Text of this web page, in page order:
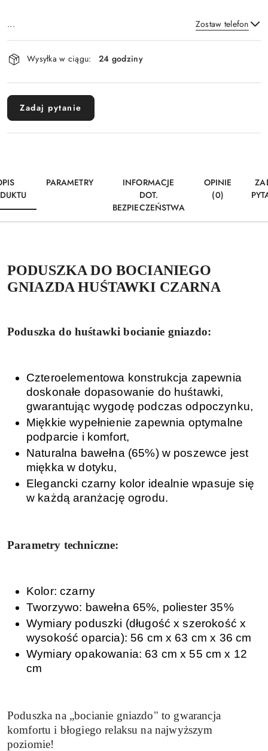
... Zostaw telefon
Dostępność
i
dostawa
Wysyłka w ciągu: 24 godziny
Zadaj pytanie
PARAMETRY
INFORMACJE
DOT.
BEZPIECZEŃSTWA
OPINIE
(0)
PODUSZKA DO BOCIANIEGO
GNIAZDA HUŚTAWKI CZARNA
Poduszka do huśtawki bocianie gniazdo:
Czteroelementowa konstrukcja zapewnia
doskonałe dopasowanie do huśtawki,
gwarantując wygodę podczas odpoczynku,
Miękkie wypełnienie zapewnia optymalne
podparcie i komfort,
Naturalna bawełna (65%) w poszewce jest
miękka w dotyku,
Elegancki czarny kolor idealnie wpasuje się
w każdą aranżację ogrodu.
Parametry techniczne:
Kolor: czarny
Tworzywo: bawełna 65%, poliester 35%
Wymiary poduszki (długość x szerokość x
wysokość oparcia): 56 cm x 63 cm x 36 cm
Wymiary opakowania: 63 cm x 55 cm x 12
cm
Poduszka na „bocianie gniazdo" to gwarancja
komfortu i błogiego relaksu na najwyższym
poziomie!